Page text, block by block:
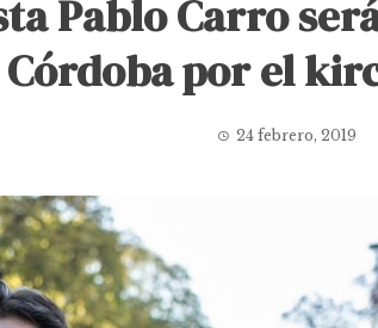
Pablo Carro
Córdoba por el
24 febrero, 2019